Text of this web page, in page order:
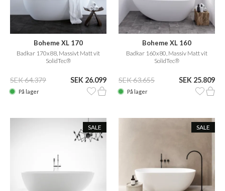
Boheme XL 170
Badkar 170x88, Massivt Matt vit
SolidTec®
SEK 64.379 SEK 26.099
På lager
Boheme XL 160
Badkar 160x80, Massiv Matt vit
SolidTec®
SEK 63.655 SEK 25.809
På lager
SALE SALE